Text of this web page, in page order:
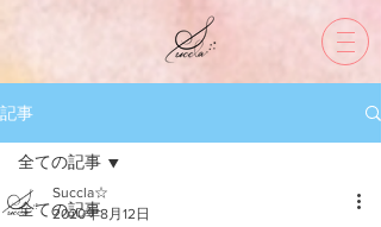
記事
全ての記事
全ての記事
Succla☆
2020年8月12日